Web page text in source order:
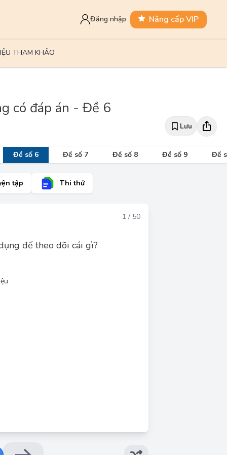
Đăng nhập Nâng cấp VIP
THAM KHẢO
có đáp án - Đề 6
Lưu
Đề số 6 Đề số 7 Đề số 8 Đề số 9 Đề
tập Thi thử
1 / 50
để theo dõi cái gì?
để theo dõi sự thay đổi trong phân tán (độ
các mẫu con. Phạm vi là hiệu số giữa giá